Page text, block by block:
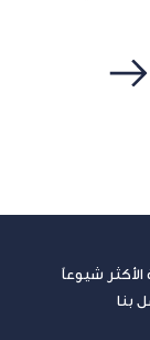
الأكثر شيوعاً
بنا